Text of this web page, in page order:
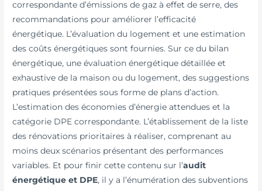
correspondante d’émissions de gaz à effet de serre, des
recommandations pour améliorer l’efficacité
énergétique. L’évaluation du logement et une estimation
des coûts énergétiques sont fournies. Sur ce du bilan
énergétique, une évaluation énergétique détaillée et
exhaustive de la maison ou du logement, des suggestions
pratiques présentées sous forme de plans d’action.
L’estimation des économies d’énergie attendues et la
catégorie DPE correspondante. L’établissement de la liste
des rénovations prioritaires à réaliser, comprenant au
moins deux scénarios présentant des performances
variables. Et pour finir cette contenu sur l’audit
énergétique et DPE, il y a l’énumération des subventions